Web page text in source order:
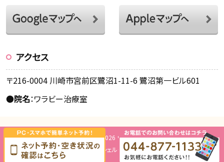
アクセス
〒216-0004 川崎市宮前区鷺沼1-11-6 鷺沼第一ビル601
●院名：ワラビー治療室
Copyright © 2026 ワラビー治療室.
Design byミッシェル・グリーン